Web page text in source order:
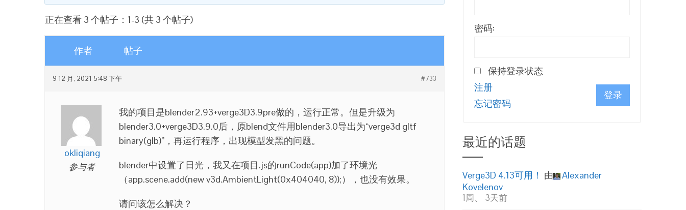
正在查看 3 个帖子：1-3 (共 3 个帖子)
作者 帖子
9 12 月, 2021 5:48 下午 #733
okliqiang
参与者
我的项目是blender2.93+verge3D3.9pre做的，运行正常。但是升级为
blender3.0+verge3D3.9.0后，原blend文件用blender3.0导出为“verge3d gltf
binary(glb)”，再运行程序，出现模型发黑的问题。
blender中设置了日光，我又在项目.js的runCode(app)加了环境光
（app.scene.add(new v3d.AmbientLight(0x404040, 8));），也没有效果。
请问该怎么解决？
密码:
保持登录状态
登录
注册
忘记密码
最近的话题
Verge3D 4.13可用！ 由
Alexander
Kovelenov
1周、 3天前